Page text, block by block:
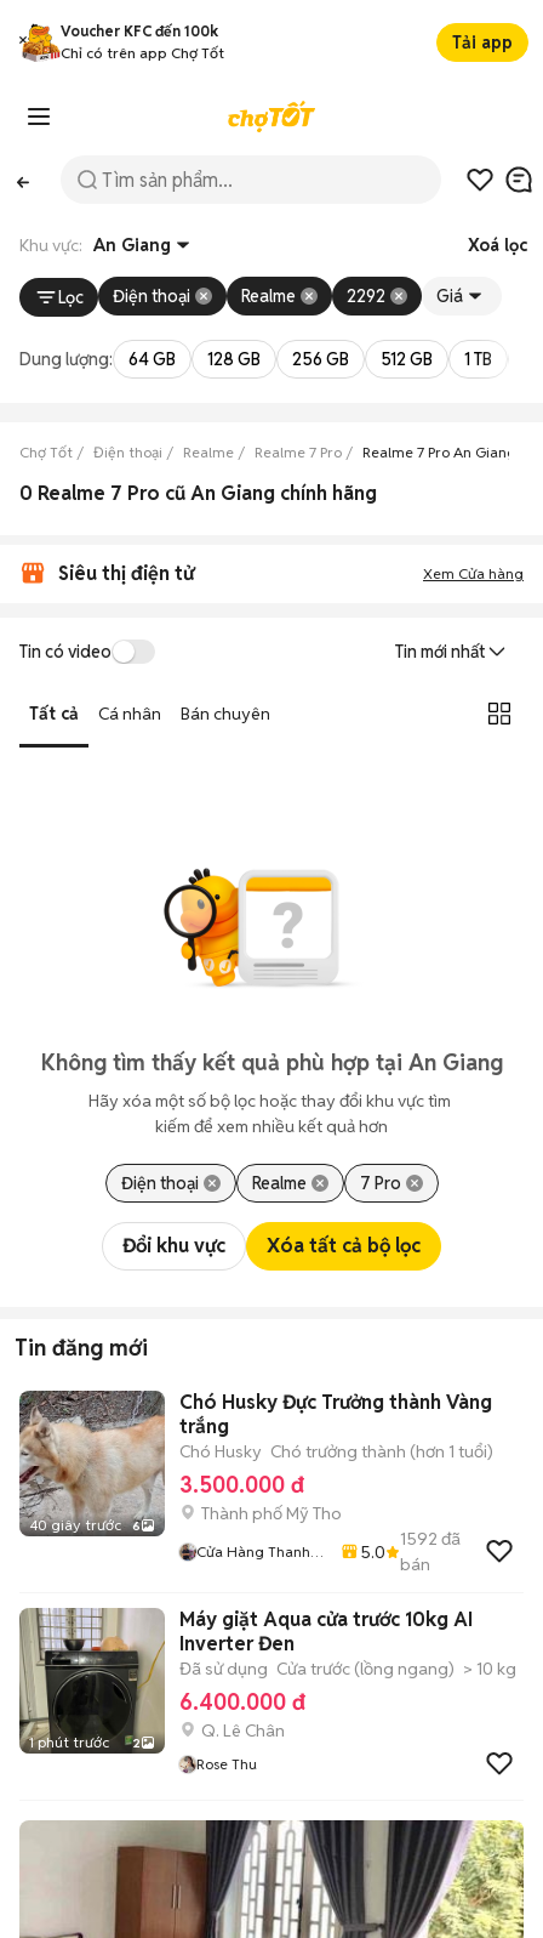
Voucher KFC đến 100k
Chỉ có trên app Chợ Tốt
Tải app
Khu vực: An Giang Xoá lọc
Lọc Điện thoại Realme 2292 Giá
Dung lượng: 64 GB 128 GB 256 GB 512 GB 1 TB
Chợ Tốt Điện thoại Realme Realme 7 Pro Realme 7 Pro An Giang
0 Realme 7 Pro cũ An Giang chính hãng
Siêu thị điện tử Xem Cửa hàng
Tin có video Tin mới nhất
Tất cả Cá nhân Bán chuyên
Không tìm thấy kết quả phù hợp tại An Giang
Hãy xóa một số bộ lọc hoặc thay đổi khu vực tìm
kiếm để xem nhiều kết quả hơn
Điện thoại Realme 7 Pro
Đổi khu vực Xóa tất cả bộ lọc
Tin đăng mới
40 giây trước 6
Chó Husky Đực Trưởng thành Vàng
trắng
Chó Husky Chó trưởng thành (hơn 1 tuổi)
3.500.000 đ
Thành phố Mỹ Tho
Cửa Hàng Thanh
5.0
1592 đã
bán
1 phút trước 2
Máy giặt Aqua cửa trước 10kg AI
Inverter Đen
Đã sử dụng Cửa trước (lồng ngang) > 10 kg
6.400.000 đ
Q. Lê Chân
Rose Thu